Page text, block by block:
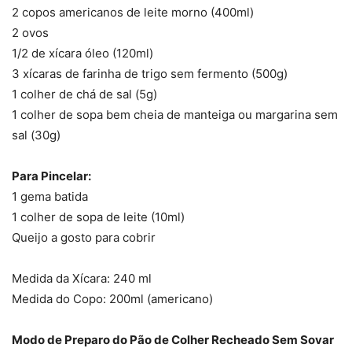
2 copos americanos de leite morno (400ml)
2 ovos
1/2 de xícara óleo (120ml)
3 xícaras de farinha de trigo sem fermento (500g)
1 colher de chá de sal (5g)
1 colher de sopa bem cheia de manteiga ou margarina sem
sal (30g)
Para Pincelar:
1 gema batida
1 colher de sopa de leite (10ml)
Queijo a gosto para cobrir
Medida da Xícara: 240 ml
Medida do Copo: 200ml (americano)
Modo de Preparo do Pão de Colher Recheado Sem Sovar